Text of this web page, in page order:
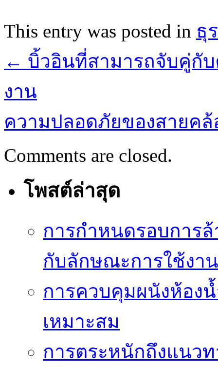
This entry was posted in ธุ
← บิ้วอินที่สามารถจับคู่กั
งาน
ความปลอดภัยของสายค
Comments are closed.
โพสต์ล่าสุด
การกำหนดรอบการล้
กับลักษณะการใช้งาน
การควบคุมผนังห้อง
เหมาะสม
การตระหนักถึงแนว